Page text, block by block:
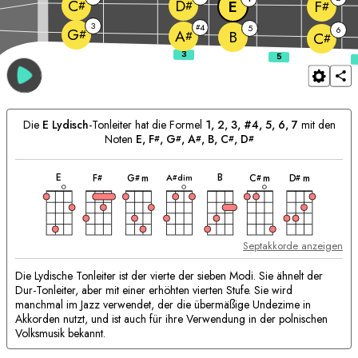
G# 3
A#
#4 B 5
C# 6
C# D# E F#
Die E Lydisch-Tonleiter hat die Formel 1, 2, 3, #4, 5, 6, 7mit den
Noten E, F#, G#, A#, B, C#, D#
E
akkord
F#
akkord
G#m
akkord
A#dim
akkord
B
akkord
C#m
akkord
D# m
akkord
Septakkorde anzeigen
Die Lydische Tonleiter ist der vierte der sieben Modi. Sie ähnelt der
Dur-Tonleiter, aber mit einer erhöhten vierten Stufe. Sie wird
manchmal im Jazz verwendet, der die übermäßige Undezime in
Akkorden nutzt, und ist auch für ihre Verwendung in der polnischen
Volksmusik bekannt.